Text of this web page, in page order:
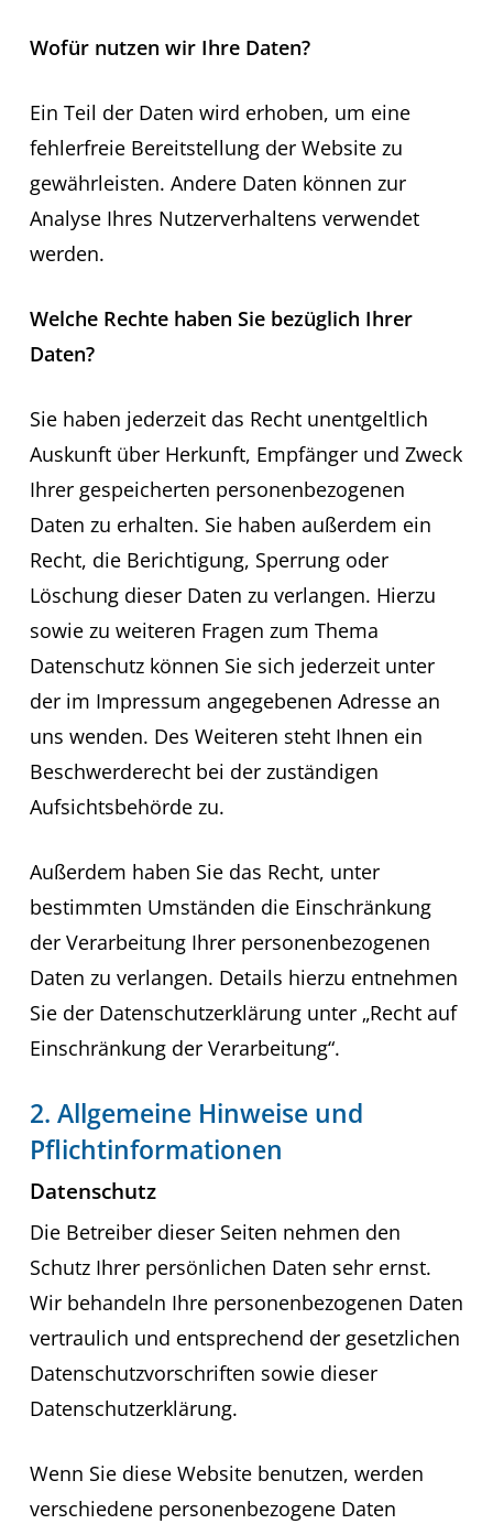
Wofür nutzen wir Ihre Daten?
Ein Teil der Daten wird erhoben, um eine
fehlerfreie Bereitstellung der Website zu
gewährleisten. Andere Daten können zur
Analyse Ihres Nutzerverhaltens verwendet
werden.
Welche Rechte haben Sie bezüglich Ihrer
Daten?
Sie haben jederzeit das Recht unentgeltlich
Auskunft über Herkunft, Empfänger und Zweck
Ihrer gespeicherten personenbezogenen
Daten zu erhalten. Sie haben außerdem ein
Recht, die Berichtigung, Sperrung oder
Löschung dieser Daten zu verlangen. Hierzu
sowie zu weiteren Fragen zum Thema
Datenschutz können Sie sich jederzeit unter
der im Impressum angegebenen Adresse an
uns wenden. Des Weiteren steht Ihnen ein
Beschwerderecht bei der zuständigen
Aufsichtsbehörde zu.
Außerdem haben Sie das Recht, unter
bestimmten Umständen die Einschränkung
der Verarbeitung Ihrer personenbezogenen
Daten zu verlangen. Details hierzu entnehmen
Sie der Datenschutzerklärung unter „Recht auf
Einschränkung der Verarbeitung“.
2. Allgemeine Hinweise und
Pflichtinformationen
Datenschutz
Die Betreiber dieser Seiten nehmen den
Schutz Ihrer persönlichen Daten sehr ernst.
Wir behandeln Ihre personenbezogenen Daten
vertraulich und entsprechend der gesetzlichen
Datenschutzvorschriften sowie dieser
Datenschutzerklärung.
Wenn Sie diese Website benutzen, werden
verschiedene personenbezogene Daten